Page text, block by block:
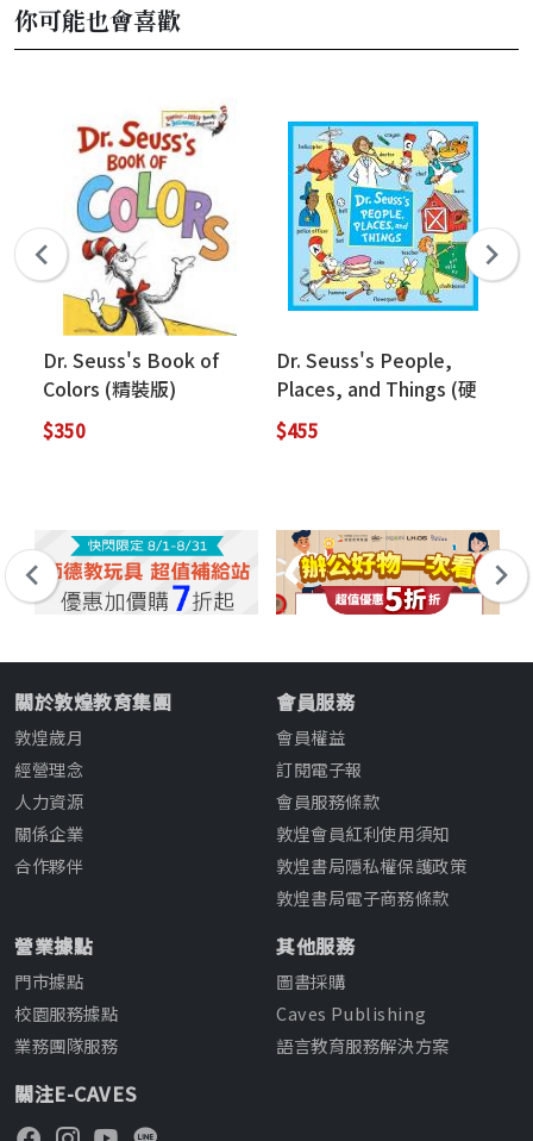
你可能也會喜歡
Dr. Seuss's Book of
Colors (精裝版)
$350
Dr. Seuss's People,
Places, and Things (硬
頁書)
$455
關於敦煌教育集團
敦煌歲月
經營理念
人力資源
關係企業
合作夥伴
會員服務
會員權益
訂閱電子報
會員服務條款
敦煌會員紅利使用須知
敦煌書局隱私權保護政策
敦煌書局電子商務條款
營業據點
門市據點
校園服務據點
業務團隊服務
其他服務
圖書採購
Caves Publishing
語言教育服務解決方案
關注E-CAVES